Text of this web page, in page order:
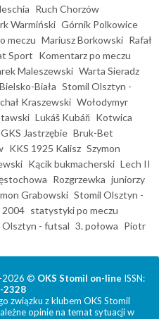
Ruch Chorzów
Warmiński Górnik Polkowice
meczu Mariusz Borkowski Rafał
Sport Komentarz po meczu
Maleszewski Warta Sieradz
Biała Stomil Olsztyn -
Kraszewski Wołodymyr
Lukáš Kubáň Kotwica
GKS Jastrzębie Bruk-Bet
KKS 1925 Kalisz Szymon
Kącik bukmacherski Lech II
Rozgrzewka juniorzy
Grabowski Stomil Olsztyn -
2004 statystyki po meczu
Olsztyn - futsal 3. połowa Piotr
2026 © OKS Stomil on-line ISSN:
2328
związku z klubem OKS Stomil
opinie na temat sytuacji w